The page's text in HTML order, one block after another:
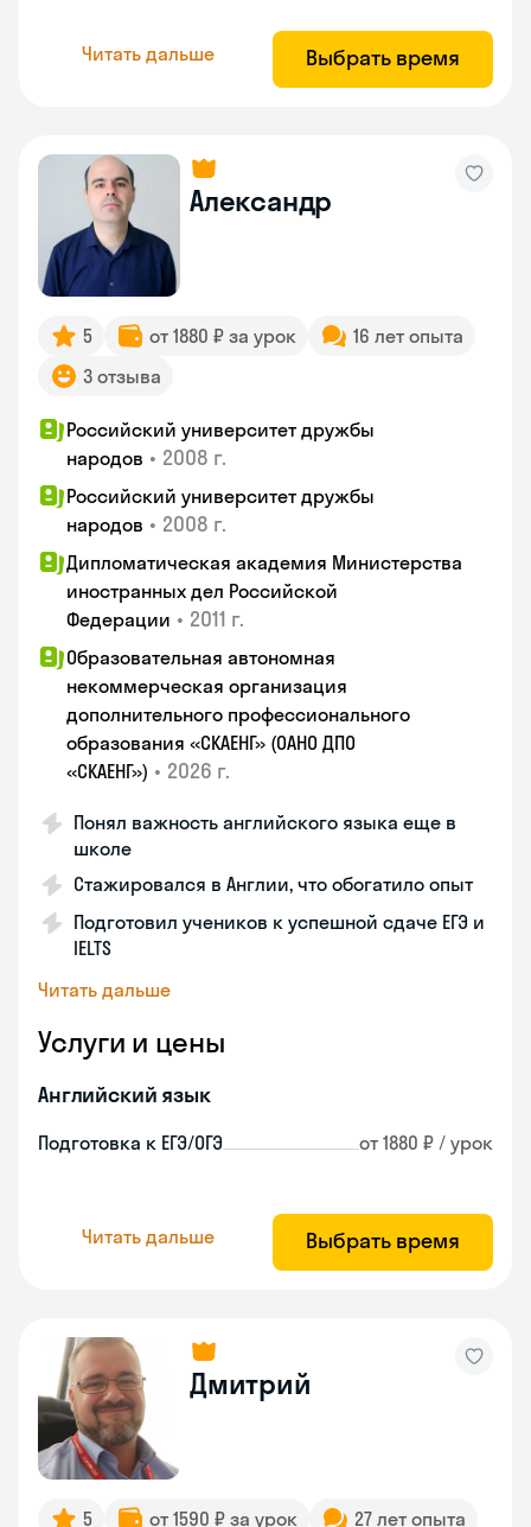
Читать дальше Выбрать время
Александр
5 от 1880 ₽ за урок
16 лет опыта
3 отзыва
Российский университет дружбы
народов • 2008 г.
Российский университет дружбы
народов • 2008 г.
Дипломатическая академия Министерства
иностранных дел Российской
Федерации • 2011 г.
Образовательная автономная
некоммерческая организация
дополнительного профессионального
образования «СКАЕНГ» (ОАНО ДПО
«СКАЕНГ») • 2026 г.
Понял важность английского языка еще в
школе
Стажировался в Англии, что обогатило опыт
Подготовил учеников к успешной сдаче ЕГЭ и
IELTS
Читать дальше
Услуги и цены
Английский язык
Подготовка к ЕГЭ/ОГЭ от 1880 ₽ / урок
Читать дальше Выбрать время
Дмитрий
5 от 1590 ₽ за урок 27 лет опыта